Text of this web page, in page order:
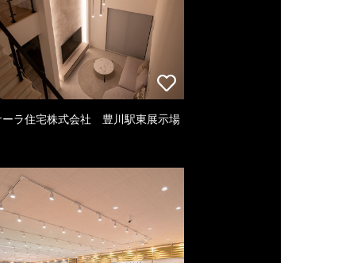
ーラ住宅株式会社 豊川駅東展示場